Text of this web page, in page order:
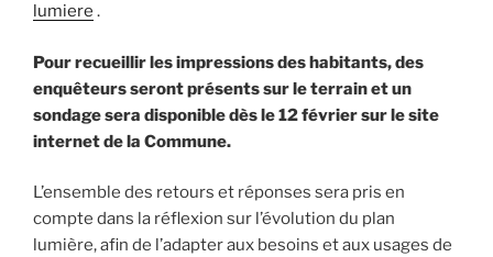
lumiere .
Pour recueillir les impressions des habitants, des
enquêteurs seront présents sur le terrain et un
sondage sera disponible dès le 12 février sur le site
internet de la Commune.
L’ensemble des retours et réponses sera pris en
compte dans la réflexion sur l’évolution du plan
lumière, afin de l’adapter aux besoins et aux usages de